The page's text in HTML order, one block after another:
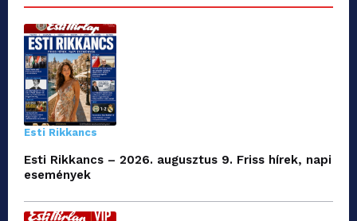
Esti Rikkancs
Esti Rikkancs – 2026. augusztus 9. Friss hírek, napi
események